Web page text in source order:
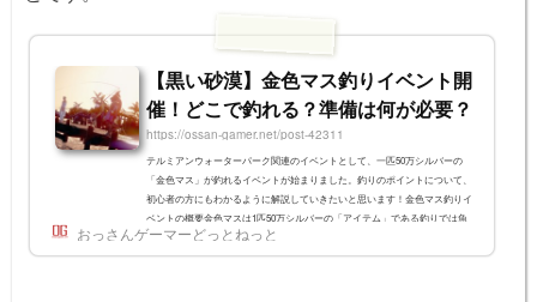
【黒い砂漠】金色マス釣りイベント開
催！どこで釣れる？準備は何が必要？
https://ossan-gamer.net/post-42311
テルミアンウォーターパーク関連のイベントとして、一匹50万シルバーの
「金色マス」が釣れるイベントが始まりました。釣りのポイントについて、
初心者の方にもわかるように解説していきたいと思います！金色マス釣りイ
ベントの概要金色マスは1匹50万シルバーの「アイテム」である釣りでは魚
とその他のアイテムが釣れますが、金色マスは「魚」ではなく、ただのアイ
テムです。 魚：時間が経つと鮮度が落ち、売価が落ちる。貿易商人に販売
おっさんゲーマーどっとねっと